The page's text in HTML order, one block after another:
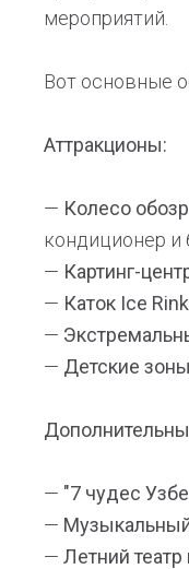
мероприятий.
Вот основные
Аттракционы:
— Колесо
кондиционер и
— Картинг-
— Каток Ice
—
— Детские
— "7 чудес
—
— Летний